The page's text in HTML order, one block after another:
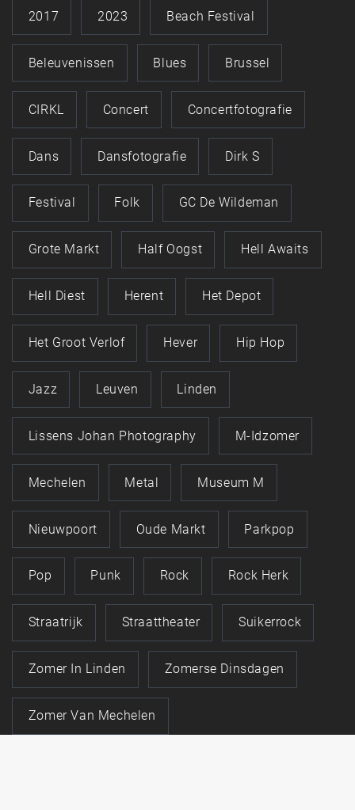
2017 2023 Beach Festival
Beleuvenissen Blues Brussel
CIRKL Concert Concertfotografie
Dans Dansfotografie Dirk S
Festival Folk GC De Wildeman
Grote Markt Half Oogst Hell Awaits
Hell Diest Herent Het Depot
Het Groot Verlof Hever Hip Hop
Jazz Leuven Linden
Lissens Johan Photography M-Idzomer
Mechelen Metal Museum M
Nieuwpoort Oude Markt Parkpop
Pop Punk Rock Rock Herk
Straatrijk Straattheater Suikerrock
Zomer In Linden Zomerse Dinsdagen
Zomer Van Mechelen